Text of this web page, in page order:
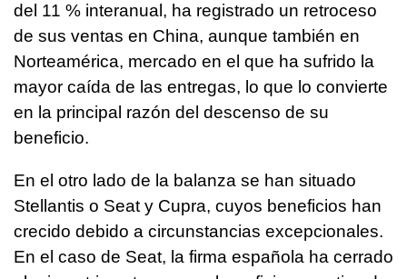
del 11 % interanual, ha registrado un retroceso
de sus ventas en China, aunque también en
Norteamérica, mercado en el que ha sufrido la
mayor caída de las entregas, lo que lo convierte
en la principal razón del descenso de su
beneficio.
En el otro lado de la balanza se han situado
Stellantis o Seat y Cupra, cuyos beneficios han
crecido debido a circunstancias excepcionales.
En el caso de Seat, la firma española ha cerrado